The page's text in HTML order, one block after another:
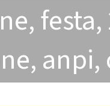
,festa,
, anpi,